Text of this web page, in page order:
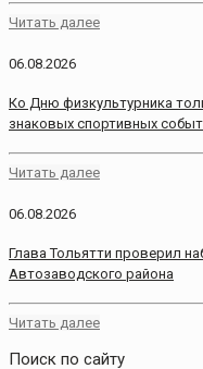
Читать далее
06.08.2026
Ко Дню физкультурника
знаковых спортивных
Читать далее
06.08.2026
Глава Тольятти проверил
Автозаводского района
Читать далее
Поиск по сайту